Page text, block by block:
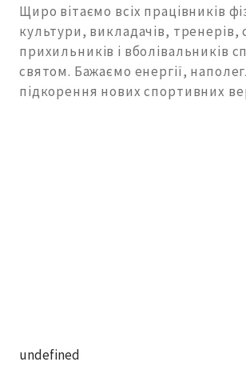
Щиро вітаємо всіх працівників
культури, викладачів, тренерів,
прихильників і вболівальників
святом. Бажаємо енергії,
підкорення нових спортивних
undefined